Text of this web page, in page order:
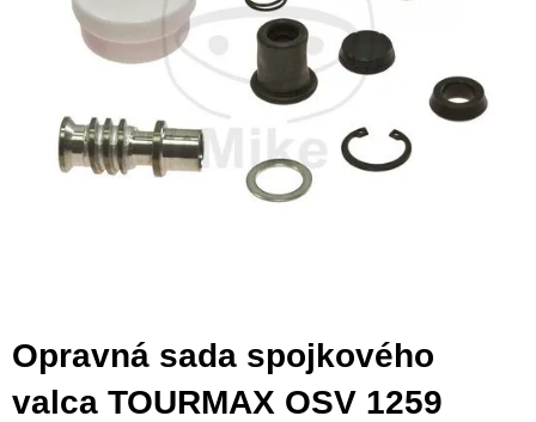
Opravná sada spojkového
valca TOURMAX OSV 1259